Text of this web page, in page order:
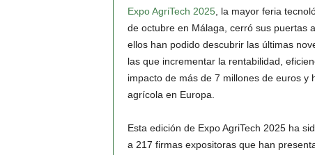
Expo AgriTech 2025, la mayor feria
de octubre en Málaga, cerró sus puertas
ellos han podido descubrir las últimas
las que incrementar la rentabilidad,
impacto de más de 7 millones de euros y
agrícola en Europa.
Esta edición de Expo AgriTech 2025 ha
a 217 firmas expositoras que han